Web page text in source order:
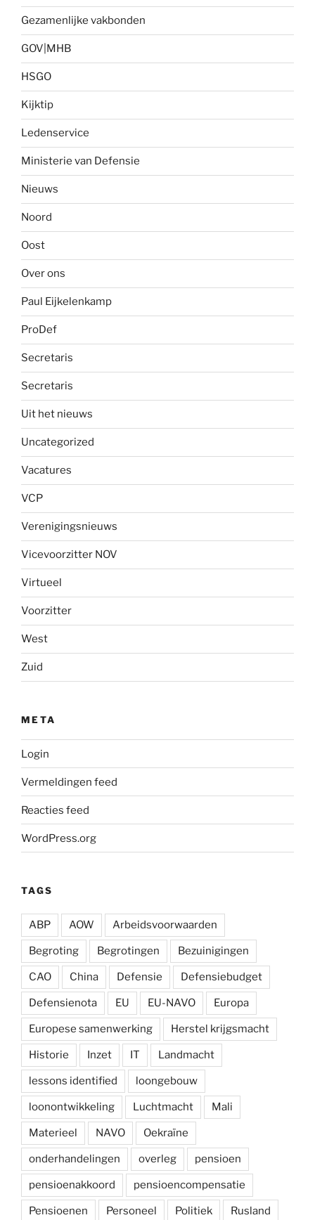
Gezamenlijke vakbonden
GOV|MHB
HSGO
Kijktip
Ledenservice
Ministerie van Defensie
Nieuws
Noord
Oost
Over ons
Paul Eijkelenkamp
ProDef
Secretaris
Secretaris
Uit het nieuws
Uncategorized
Vacatures
VCP
Verenigingsnieuws
Vicevoorzitter NOV
Virtueel
Voorzitter
West
Zuid
META
Login
Vermeldingen feed
Reacties feed
WordPress.org
TAGS
ABP AOW Arbeidsvoorwaarden
Begroting Begrotingen Bezuinigingen
CAO China Defensie Defensiebudget
Defensienota EU EU-NAVO Europa
Europese samenwerking Herstel krijgsmacht
Historie Inzet IT Landmacht
lessons identified loongebouw
loonontwikkeling Luchtmacht Mali
Materieel NAVO Oekraïne
onderhandelingen overleg pensioen
pensioenakkoord pensioencompensatie
Pensioenen Personeel Politiek Rusland